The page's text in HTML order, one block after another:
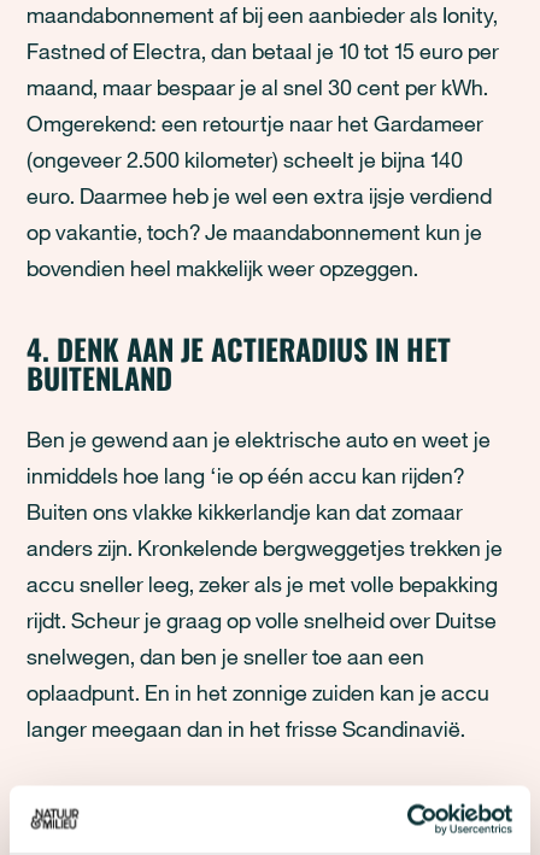
maandabonnement af bij een aanbieder als Ionity,
Fastned of Electra, dan betaal je 10 tot 15 euro per
maand, maar bespaar je al snel 30 cent per kWh.
Omgerekend: een retourtje naar het Gardameer
(ongeveer 2.500 kilometer) scheelt je bijna 140
euro. Daarmee heb je wel een extra ijsje verdiend
op vakantie, toch? Je maandabonnement kun je
bovendien heel makkelijk weer opzeggen.
4. DENK AAN JE ACTIERADIUS IN HET
BUITENLAND
Ben je gewend aan je elektrische auto en weet je
inmiddels hoe lang ‘ie op één accu kan rijden?
Buiten ons vlakke kikkerlandje kan dat zomaar
anders zijn. Kronkelende bergweggetjes trekken je
accu sneller leeg, zeker als je met volle bepakking
rijdt. Scheur je graag op volle snelheid over Duitse
snelwegen, dan ben je sneller toe aan een
oplaadpunt. En in het zonnige zuiden kan je accu
langer meegaan dan in het frisse Scandinavië.
5. PAK LOKAAL VERVOER TIJDENS HET
LADEN